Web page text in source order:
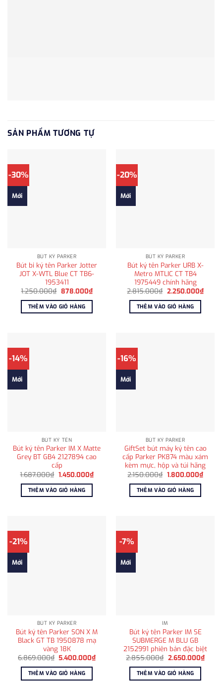
SẢN PHẨM TƯƠNG TỰ
-30%
Mới
BÚT KÝ PARKER
Bút bi ký tên Parker Jotter
JOT X-WTL Blue CT TB6-
1953411
1.250.000₫ Giá
là:
1.250.000₫.
878.000₫Giá
hiện
878.000₫.
THÊM VÀO GIỎ HÀNG
-20%
Mới
BÚT KÝ PARKER
Bút ký tên Parker URB X-
Metro MTLIC CT TB4
1975449 chính hãng
2.815.000₫ Giá
là:
2.815.000₫.
2.250.000₫Giá
hiện
THÊM VÀO GIỎ HÀNG
-14%
Mới
BÚT KÝ TÊN
Bút ký tên Parker IM X Matte
Grey BT GB4 2127894 cao
cấp
1.687.000₫ Giá
là:
1.687.000₫.
1.450.000₫Giá
hiện
1.450.000₫.
THÊM VÀO GIỎ HÀNG
-16%
Mới
BÚT KÝ PARKER
GiftSet bút máy ký tên cao
cấp Parker PK874 màu xám
kèm mực, hộp và túi hãng
2.150.000₫ Giá
là:
2.150.000₫.
1.800.000₫Giá
hiện
THÊM VÀO GIỎ HÀNG
-21%
Mới
BÚT KÝ PARKER
Bút ký tên Parker SON X M
Black GT TB 1950878 mạ
vàng 18K
6.869.000₫ Giá
là:
6.869.000₫.
5.400.000₫Giá
5.400.000₫.
THÊM VÀO GIỎ HÀNG
-7%
Mới
IM
Bút ký tên Parker IM SE
SUBMERGE M BLU GB
2152991 phiên bản đặc biệt
2.855.000₫ Giá
là:
2.855.000₫.
2.650.000₫Giá
THÊM VÀO GIỎ HÀNG